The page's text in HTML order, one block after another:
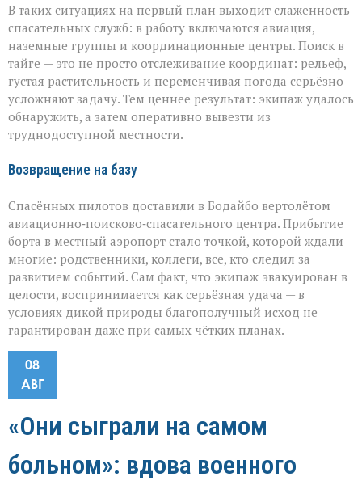
В таких ситуациях на первый план выходит слаженность
спасательных служб: в работу включаются авиация,
наземные группы и координационные центры. Поиск в
тайге — это не просто отслеживание координат: рельеф,
густая растительность и переменчивая погода серьёзно
усложняют задачу. Тем ценнее результат: экипаж удалось
обнаружить, а затем оперативно вывезти из
труднодоступной местности.
Возвращение на базу
Спасённых пилотов доставили в Бодайбо вертолётом
авиационно‑поисково‑спасательного центра. Прибытие
борта в местный аэропорт стало точкой, которой ждали
многие: родственники, коллеги, все, кто следил за
развитием событий. Сам факт, что экипаж эвакуирован в
целости, воспринимается как серьёзная удача — в
условиях дикой природы благополучный исход не
гарантирован даже при самых чётких планах.
08
АВГ
«Они сыграли на самом
больном»: вдова военного